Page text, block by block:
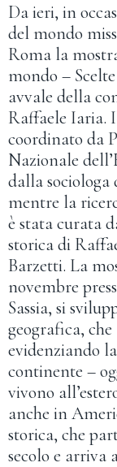
Da ieri, in
del mondo
Roma la
mondo –
avvale della
Raffaele Iaria.
coordinato da
Nazionale
dalla
mentre la
è stata curata
storica di
Barzetti. La
novembre
Sassia, si
geografica,
evidenziando
continente –
vivono
anche in
storica, che
secolo e arriva